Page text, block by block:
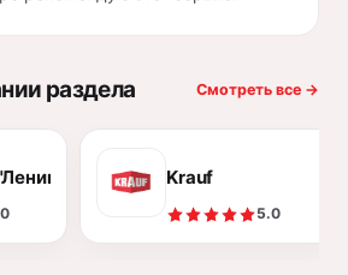
раздела Смотреть все →
Авто" Krauf
5.0